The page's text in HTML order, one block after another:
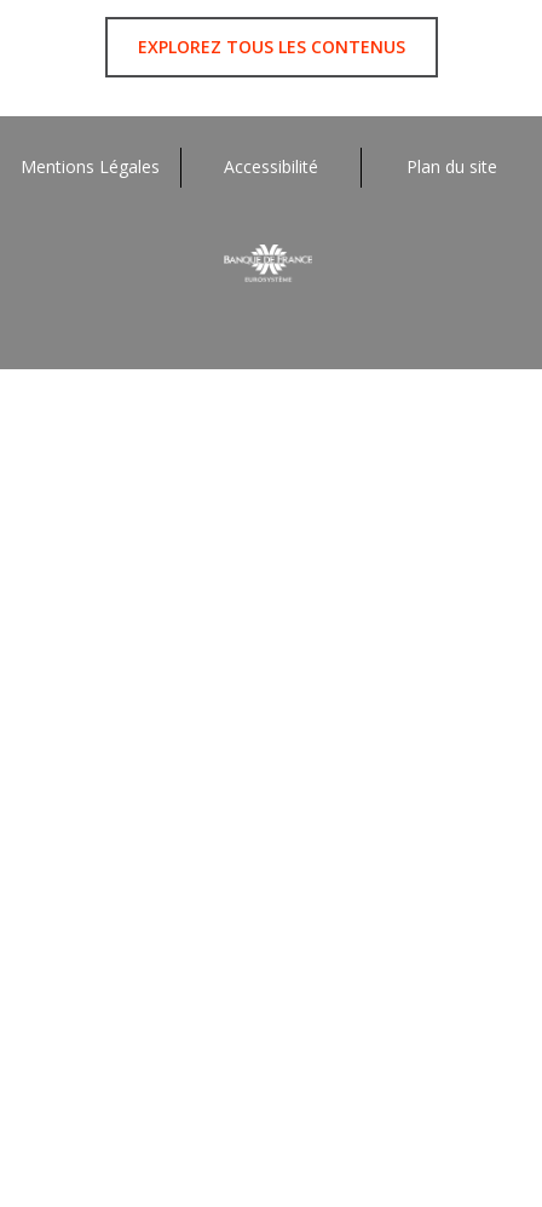
EXPLOREZ TOUS LES CONTENUS
Mentions Légales Accessibilité Plan du site